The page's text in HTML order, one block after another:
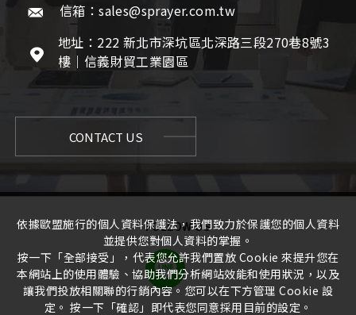
信箱：sales@sprayer.com.tw
地址：222 新北市深坑區北深路三段270巷8號3
樓｜信義財貿工業園區
CONTACT US
FOLLOW US
依據歐盟施行的個人資料保護法，我們致力於保護您的個人資料
並提供您對個人資料的掌握。
按一下「全部接受」，代表您允許我們置放 Cookie 來提升您在
本網站上的使用體驗、協助我們分析網站效能和使用狀況，以及
讓我們投放相關聯的行銷內容。您可以在下方管理 Cookie 設
定。 按一下「確認」即代表您同意採用目前的設定。